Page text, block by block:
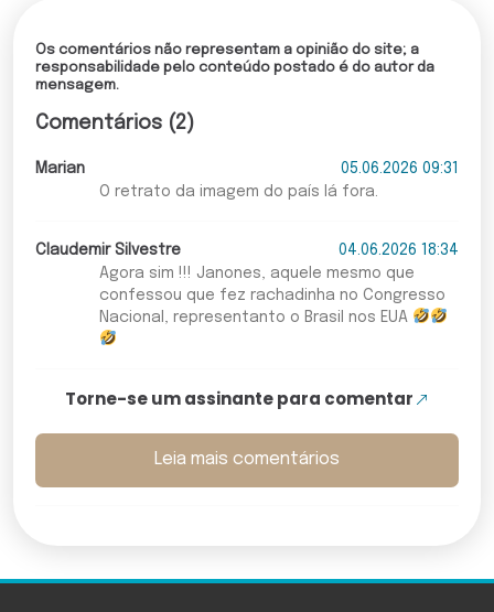
Os comentários não representam a opinião do site; a
responsabilidade pelo conteúdo postado é do autor da
mensagem.
Comentários (2)
Marian
05.06.2026 09:31
O retrato da imagem do país lá fora.
Claudemir Silvestre
04.06.2026 18:34
Agora sim !!! Janones, aquele mesmo que
confessou que fez rachadinha no Congresso
Nacional, representanto o Brasil nos EUA
Torne-se um assinante para comentar
Leia mais comentários